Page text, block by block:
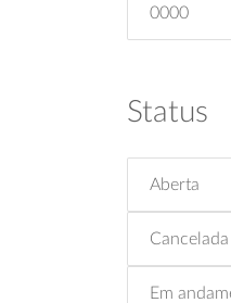
0000
Status
Aberta
Cancelada
Em